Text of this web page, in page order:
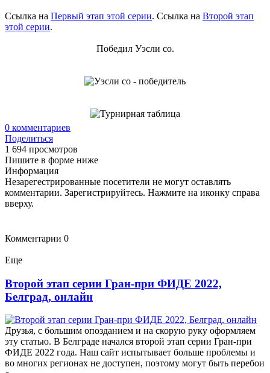
Ссылка на Первый этап этой серии. Ссылка на Второй этап
этой серии.
Победил Уэсли со.
0 комментариев
Поделиться
1 694 просмотров
Пишите в форме ниже
Информация
Незарегестрированные посетители не могут оставлять
комментарии. Зарегистрируйтесь. Нажмите на иконку справа
вверху.
Комментарии 0
Еще
Второй этап серии Гран-при ФИДЕ 2022,
Белград, онлайн
Друзья, с большим опозданием и на скорую руку оформляем
эту статью. В Белграде начался второй этап серии Гран-при
ФИДЕ 2022 года. Наш сайт испытывает больше проблемы и
во многих регионах не доступен, поэтому могут быть перебои